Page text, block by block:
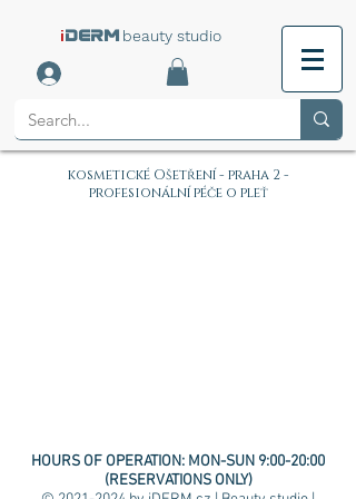
iDERM beauty studio
kosmetické Ošetření - praha 2 -
profesionální péče o pleť
HOURS OF OPERATION: MON-SUN 9:00-20:00
(RESERVATIONS ONLY)